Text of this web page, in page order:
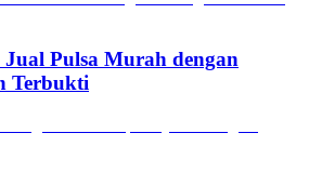
Pulsa Murah dengan
Terbukti